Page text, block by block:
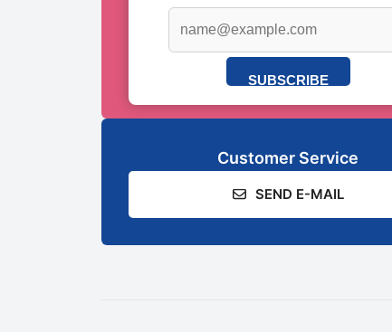
SUBSCRIBE
Customer Service
SEND E-MAIL